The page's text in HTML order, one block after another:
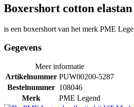
Boxershort cotton
is een boxershort van het merk PME
Gegevens
Meer informatie
Artikelnummer PUW00200-5287
Bestelnummer 108046
Merk
PME Legend